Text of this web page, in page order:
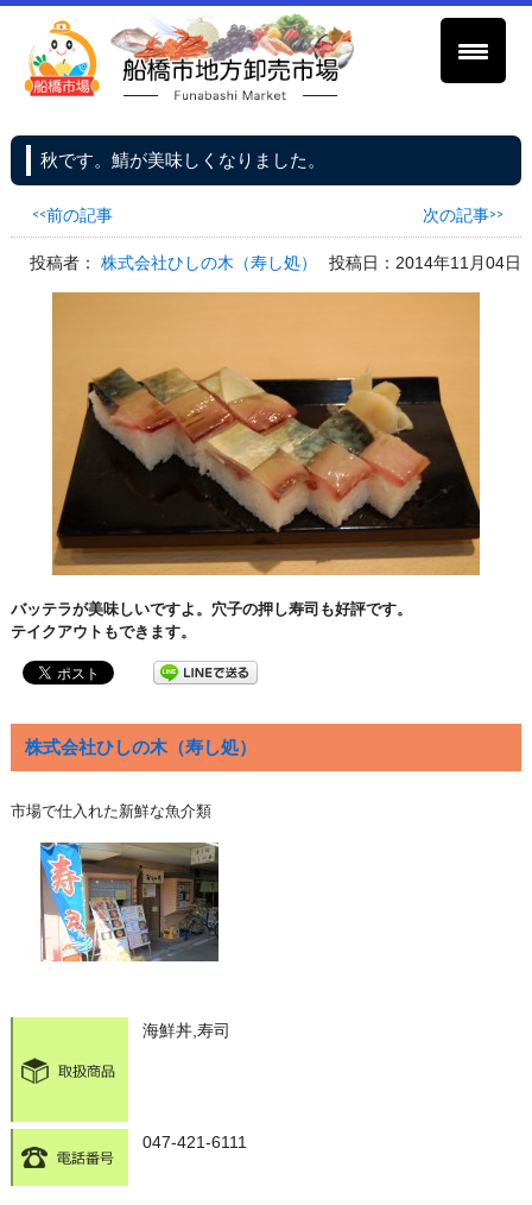
秋です。鯖が美味しくなりました。
<<前の記事 次の記事>>
投稿者：株式会社ひしの木（寿し処） 投稿日：2014年11月04日
バッテラが美味しいですよ。穴子の押し寿司も好評です。
テイクアウトもできます。
株式会社ひしの木（寿し処）
市場で仕入れた新鮮な魚介類
海鮮丼,寿司
047-421-6111